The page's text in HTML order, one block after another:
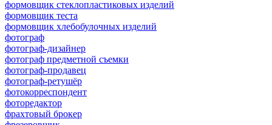
формовщик стеклопластиковых изделий
формовщик теста
формовщик хлебобулочных изделий
фотограф
фотограф-дизайнер
фотограф предметной съемки
фотограф-продавец
фотограф-ретушёр
фотокорреспондент
фоторедактор
фрахтовый брокер